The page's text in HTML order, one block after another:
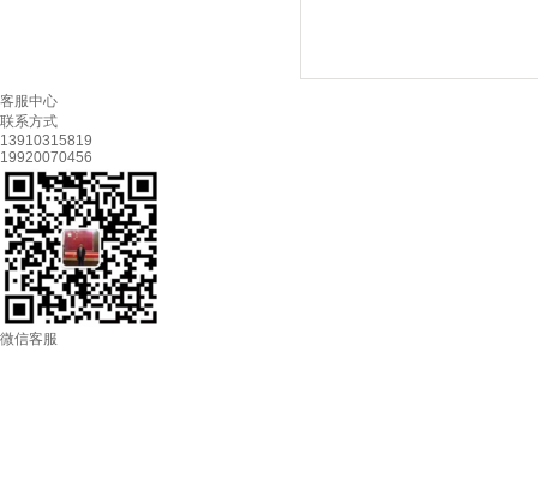
客服中心
联系方式
13910315819
19920070456
微信客服